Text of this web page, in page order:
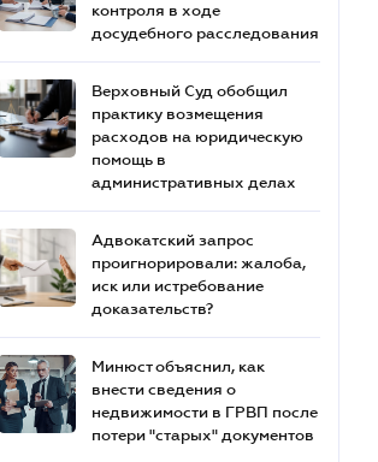
контроля в ходе
досудебного расследования
Верховный Суд обобщил
практику возмещения
расходов на юридическую
помощь в
административных делах
Адвокатский запрос
проигнорировали: жалоба,
иск или истребование
доказательств?
Минюст объяснил, как
внести сведения о
недвижимости в ГРВП после
потери "старых" документов